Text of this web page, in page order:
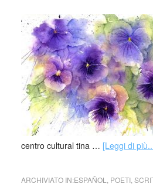
centro cultural tina … [Leggi di
ARCHIVIATO IN:ESPAÑOL POETI,